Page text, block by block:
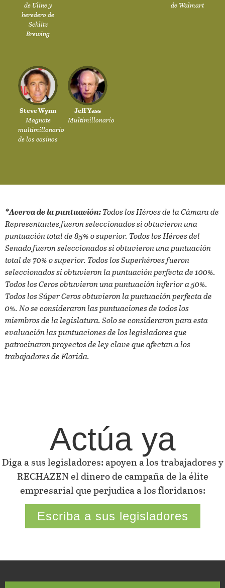
de Uline y
heredero de
Schlitz
Brewing
de Walmart
Steve Wynn
Magnate
multimillonario
de los casinos
Jeff Yass
Multimillonario
*Acerca de la puntuación:Todos los Héroes de la Cámara de
Representantes fueron seleccionados si obtuvieron una
puntuación total de 85% o superior. Todos los Héroes del
Senado fueron seleccionados si obtuvieron una puntuación
total de 70% o superior. Todos los Superhéroes fueron
seleccionados si obtuvieron la puntuación perfecta de 100%.
Todos los Ceros obtuvieron una puntuación inferior a 50%.
Todos los Súper Ceros obtuvieron la puntuación perfecta de
0%. No se consideraron las puntuaciones de todos los
miembros de la legislatura. Solo se consideraron para esta
evaluación las puntuaciones de los legisladores que
patrocinaron proyectos de ley clave que afectan a los
trabajadores de Florida.
Actúa ya
Diga a sus legisladores: apoyen a los trabajadores y
RECHAZEN el dinero de campaña de la élite
empresarial que perjudica a los floridanos:
Escriba a sus legisladores